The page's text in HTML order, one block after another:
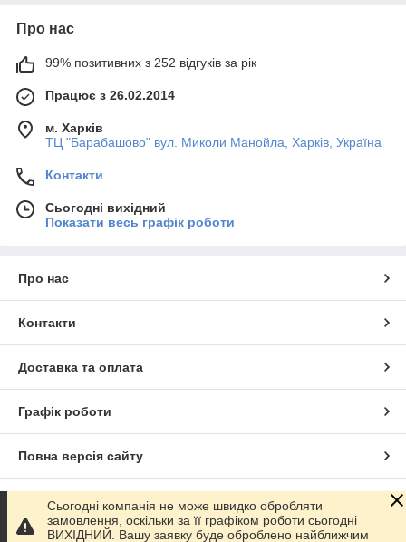
Про нас
99% позитивних з 252 відгуків за рік
Працює з 26.02.2014
м. Харків
ТЦ "Барабашово" вул. Миколи Манойла, Харків, Україна
Контакти
Сьогодні вихідний
Показати весь графік роботи
Про нас
Контакти
Доставка та оплата
Графік роботи
Повна версія сайту
Сайт створено на маркетплейсі Prom.ua
Сьогодні компанія не може швидко обробляти
замовлення, оскільки за її графіком роботи сьогодні
ВИХІДНИЙ. Вашу заявку буде оброблено найближчим